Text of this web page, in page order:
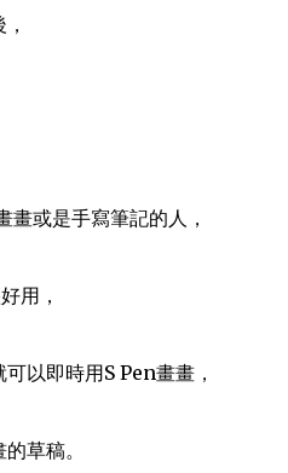
或是手寫筆記的人，
用，
以即時用S Pen畫畫，
草稿。